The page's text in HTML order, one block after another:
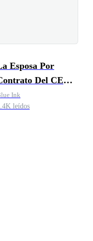
Esposa Por
Del CEO
Coma
Ink
leídos